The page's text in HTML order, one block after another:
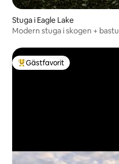
Stuga i Eagle Lake
Modern stuga i skogen + bastu
Populär gästfavorit
Gästfavorit